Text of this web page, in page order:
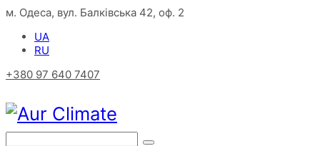
м. Одеса, вул. Балківська 42, оф. 2
UA
RU
+380 97 640 7407